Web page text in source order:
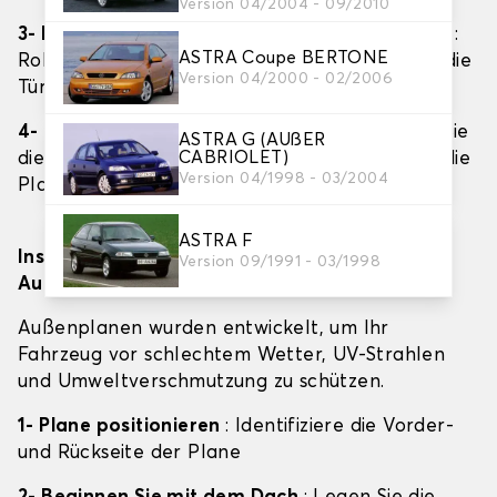
Version 04/2004 - 09/2010
ASTRA Coupe BERTONE
Version 04/2000 - 02/2006
ASTRA G (AUßER
CABRIOLET)
Version 04/1998 - 03/2004
ASTRA F
Version 09/1991 - 03/1998
3- Decken Sie das Fahrzeug nach und nach ab :
Rollen Sie die Plane vorsichtig über das Dach, die
Türen und dann über den Rücken aus.
4- Passen Sie die Gummizüge an
: Befestigen Sie
die elastischen Kanten unter dem Chassis, um die
Plane sicher an Ort und Stelle zu halten.
Installation einer Autoplane für den
Außenbereich
Außenplanen wurden entwickelt, um Ihr
Fahrzeug vor schlechtem Wetter, UV-Strahlen
und Umweltverschmutzung zu schützen.
1- Plane positionieren: Identifiziere die Vorder-
und Rückseite der Plane